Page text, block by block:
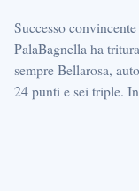
Successo
PalaBagnella ha
sempre Bellarosa,
24 punti e sei triple.